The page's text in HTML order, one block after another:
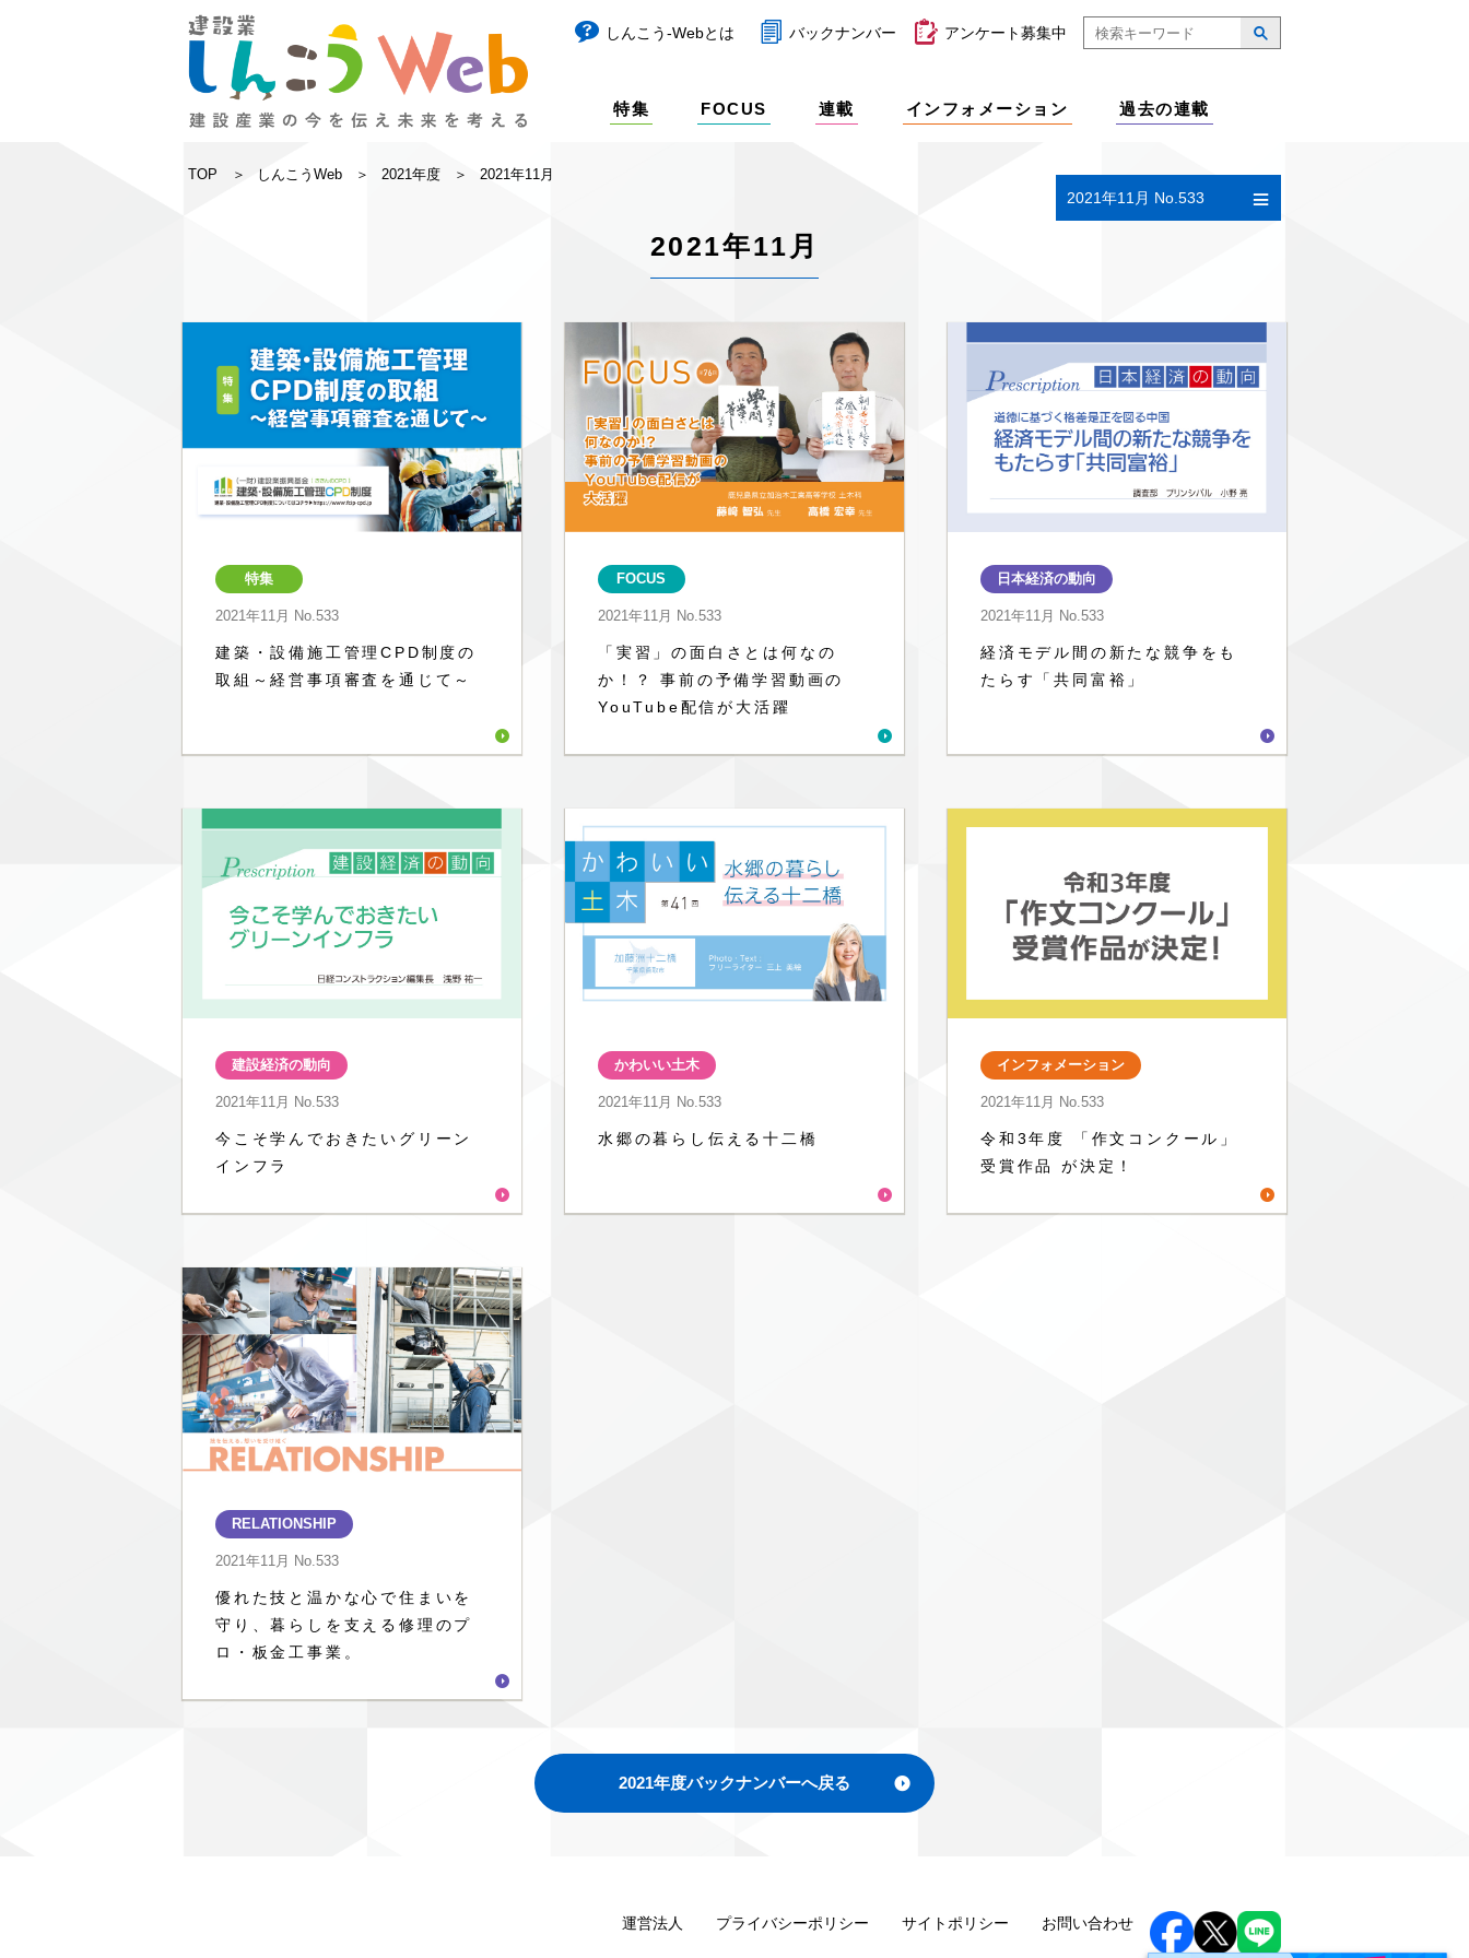
しんこう-Webとは バックナンバー アンケート募集中
特集 FOCUS 連載 インフォメーション 過去の連載
TOP しんこうWeb 2021年度 2021年11月
2021年11月
2021年11月 No.533
特集
2021年11月 No.533
建築・設備施工管理CPD制度の
取組～経営事項審査を通じて～
FOCUS
2021年11月 No.533
「実習」の面白さとは何なの
か！？ 事前の予備学習動画の
YouTube配信が大活躍
日本経済の動向
2021年11月 No.533
経済モデル間の新たな競争をも
たらす「共同富裕」
建設経済の動向
2021年11月 No.533
今こそ学んでおきたいグリーン
インフラ
かわいい土木
2021年11月 No.533
水郷の暮らし伝える十二橋
インフォメーション
2021年11月 No.533
令和3年度 「作文コンクール」
受賞作品 が決定！
RELATIONSHIP
2021年11月 No.533
優れた技と温かな心で住まいを
守り、暮らしを支える修理のプ
ロ・板金工事業。
2021年度バックナンバーへ戻る
運営法人 プライバシーポリシー サイトポリシー お問い合わせ